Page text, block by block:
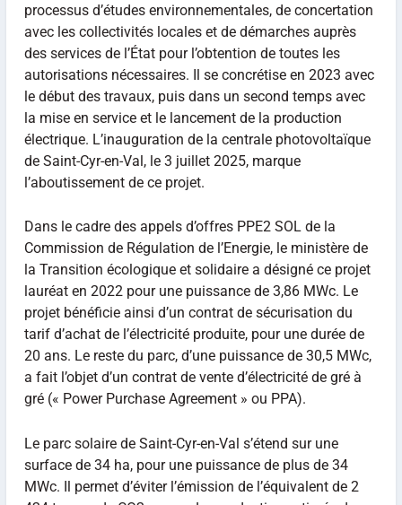
processus d’études environnementales, de concertation
avec les collectivités locales et de démarches auprès
des services de l’État pour l’obtention de toutes les
autorisations nécessaires. Il se concrétise en 2023 avec
le début des travaux, puis dans un second temps avec
la mise en service et le lancement de la production
électrique. L’inauguration de la centrale photovoltaïque
de Saint-Cyr-en-Val, le 3 juillet 2025, marque
l’aboutissement de ce projet.
Dans le cadre des appels d’offres PPE2 SOL de la
Commission de Régulation de l’Energie, le ministère de
la Transition écologique et solidaire a désigné ce projet
lauréat en 2022 pour une puissance de 3,86 MWc. Le
projet bénéficie ainsi d’un contrat de sécurisation du
tarif d’achat de l’électricité produite, pour une durée de
20 ans. Le reste du parc, d’une puissance de 30,5 MWc,
a fait l’objet d’un contrat de vente d’électricité de gré à
gré (« Power Purchase Agreement » ou PPA).
Le parc solaire de Saint-Cyr-en-Val s’étend sur une
surface de 34 ha, pour une puissance de plus de 34
MWc. Il permet d’éviter l’émission de l’équivalent de 2